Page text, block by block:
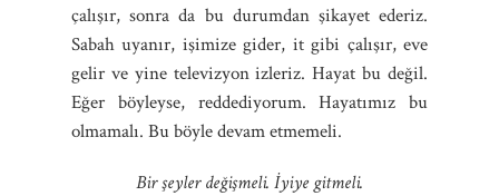
çalışır, sonra da bu durumdan şikayet ederiz.
Sabah uyanır, işimize gider, it gibi çalışır, eve
gelir ve yine televizyon izleriz. Hayat bu değil.
Eğer böyleyse, reddediyorum. Hayatımız bu
olmamalı. Bu böyle devam etmemeli.
Bir şeyler değişmeli. İyiye gitmeli.